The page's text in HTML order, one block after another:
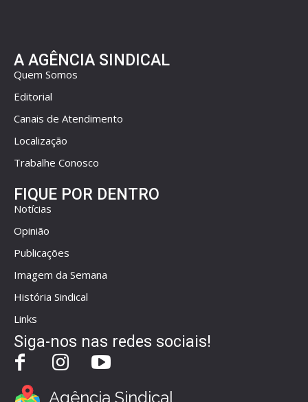
A AGÊNCIA SINDICAL
Quem Somos
Editorial
Canais de Atendimento
Localização
Trabalhe Conosco
FIQUE POR DENTRO
Notícias
Opinião
Publicações
Imagem da Semana
História Sindical
Links
Siga-nos nas redes sociais!
Agência Sindical